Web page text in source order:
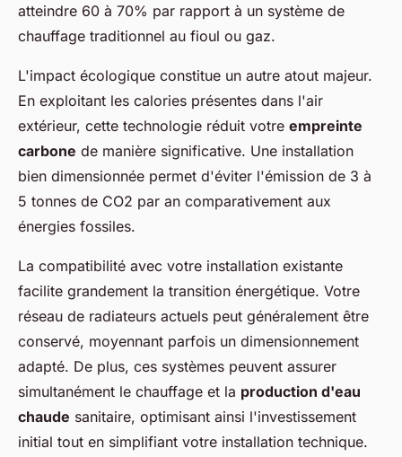
atteindre 60 à 70% par rapport à un système de
chauffage traditionnel au fioul ou gaz.
L'impact écologique constitue un autre atout majeur.
En exploitant les calories présentes dans l'air
extérieur, cette technologie réduit votre empreinte
carbone de manière significative. Une installation
bien dimensionnée permet d'éviter l'émission de 3 à
5 tonnes de CO2 par an comparativement aux
énergies fossiles.
La compatibilité avec votre installation existante
facilite grandement la transition énergétique. Votre
réseau de radiateurs actuels peut généralement être
conservé, moyennant parfois un dimensionnement
adapté. De plus, ces systèmes peuvent assurer
simultanément le chauffage et la production d'eau
chaude sanitaire, optimisant ainsi l'investissement
initial tout en simplifiant votre installation technique.